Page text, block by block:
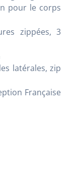
pour le corps
zippées, 3
latérales, zip
Française